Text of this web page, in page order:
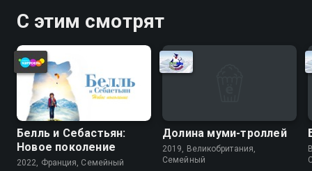
С этим смотрят
Белль и Себастьян:
Новое поколение
2022, Франция, Cемейный
Долина муми-троллей
2019, Великобритания,
Cемейный